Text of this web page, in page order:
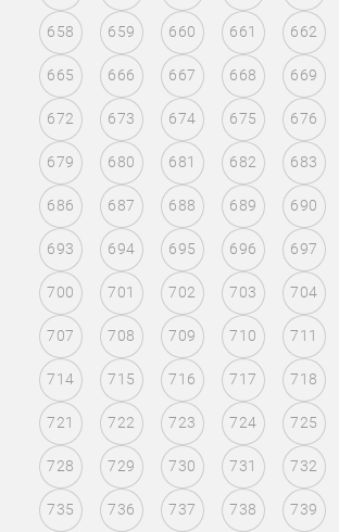
658 659 660 661 662
665 666 667 668 669
672 673 674 675 676
679 680 681 682 683
686 687 688 689 690
693 694 695 696 697
700 701 702 703 704
707 708 709 710 711
714 715 716 717 718
721 722 723 724 725
728 729 730 731 732
735 736 737 738 739